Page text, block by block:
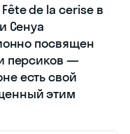
de la cerise в
Сенуа
посвящен
персиков —
есть свой
этим